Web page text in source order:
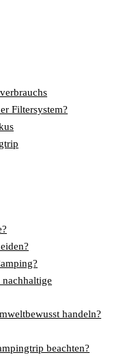
Filtersystem?
handeln?
beachten?